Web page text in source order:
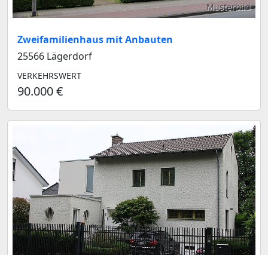
Musterbild
Zweifamilienhaus mit Anbauten
25566 Lägerdorf
VERKEHRSWERT
90.000 €